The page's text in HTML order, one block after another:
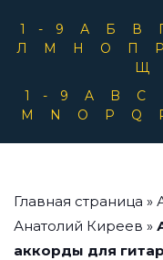
1-9 А Б В
Л
М Н О П
Щ
1-9
A B C
M
N O P Q
Главная страница »
Анатолий Киреев »
аккорды для